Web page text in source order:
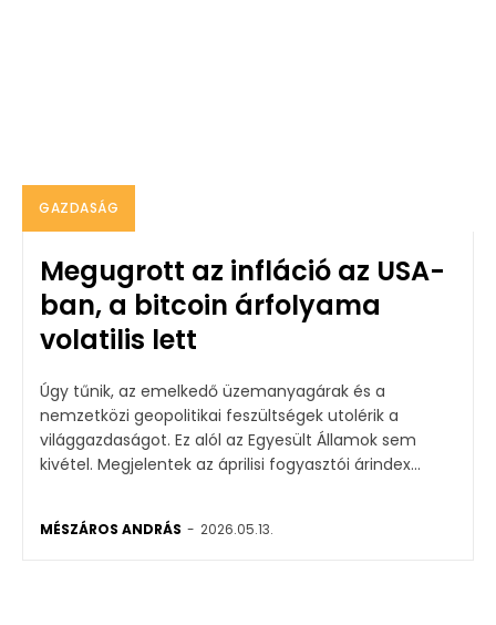
GAZDASÁG
Megugrott az infláció az USA-
ban, a bitcoin árfolyama
volatilis lett
Úgy tűnik, az emelkedő üzemanyagárak és a
nemzetközi geopolitikai feszültségek utolérik a
világgazdaságot. Ez alól az Egyesült Államok sem
kivétel. Megjelentek az áprilisi fogyasztói árindex...
MÉSZÁROS ANDRÁS - 2026.05.13.